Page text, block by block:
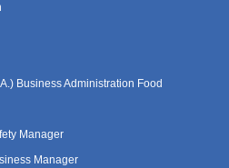
Business Administration Food
Manager
Manager